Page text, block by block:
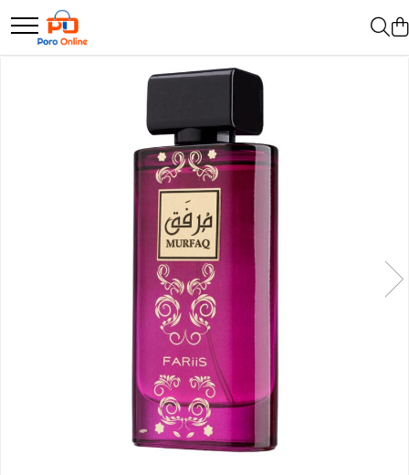
Parfum